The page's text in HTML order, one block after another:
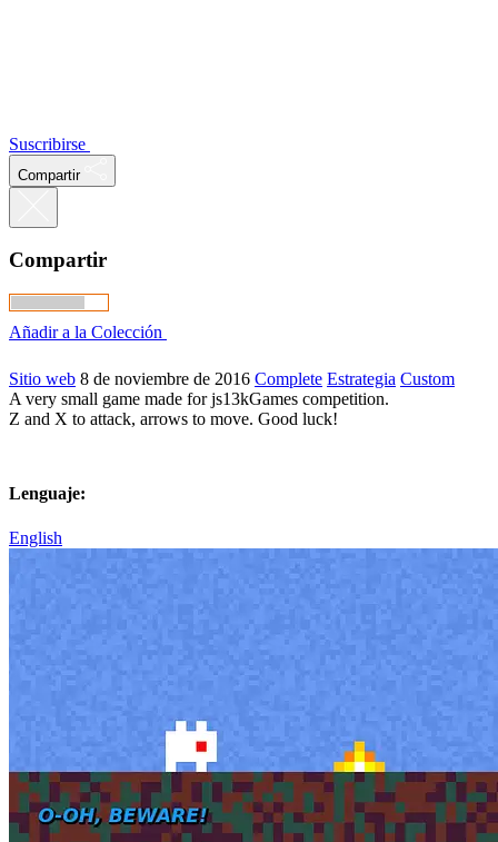
Suscribirse
Compartir
Compartir
Añadir a la Colección
Sitio web 8 de noviembre de 2016 Complete Estrategia Custom
A very small game made for js13kGames competition.
Z and X to attack, arrows to move. Good luck!
Lenguaje:
English